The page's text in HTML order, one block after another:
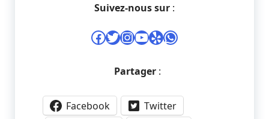
Suivez-nous sur :
Facebook
Twitter
Instagram
YouTube
YelpWhatsApp
Partager :
Facebook
Twitter